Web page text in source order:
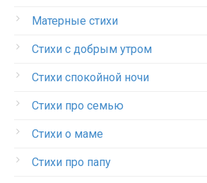
Матерные стихи
Стихи с добрым утром
Стихи спокойной ночи
Стихи про семью
Стихи о маме
Стихи про папу